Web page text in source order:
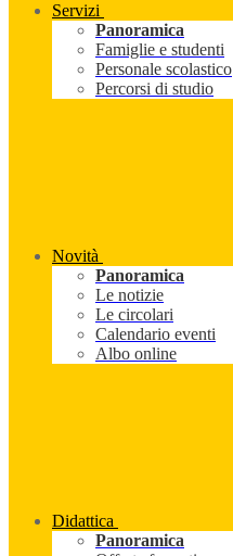
Servizi
Panoramica
Famiglie e studenti
Personale scolastico
Percorsi di studio
Novità
Panoramica
Le notizie
Le circolari
Calendario eventi
Albo online
Didattica
Panoramica